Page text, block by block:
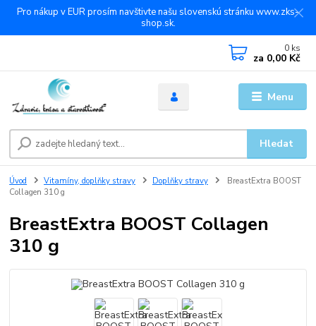
Pro nákup v EUR prosím navštivte našu slovenskú stránku www.zks-
shop.sk.
Menu
Hledat
0 ks
za 0,00 Kč
Úvod Vitamíny, doplňky stravy Doplňky stravy
BreastExtra BOOST
Collagen 310 g
BreastExtra BOOST Collagen
310 g